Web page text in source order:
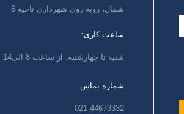
شمال، روبه روی شهرداری ناحیه 6
ساعت کاری:
شنبه تا چهارشنبه، از ساعت 8 الی14
شماره تماس
021-44673332